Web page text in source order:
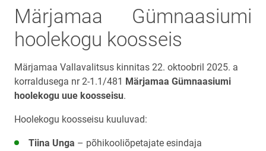
Märjamaa Gümnaasiumi
hoolekogu koosseis
Märjamaa Vallavalitsus kinnitas 22. oktoobril 2025. a
korraldusega nr 2-1.1/481 Märjamaa Gümnaasiumi
hoolekogu uue koosseisu.
Hoolekogu koosseisu kuuluvad:
Tiina Unga – põhikooliõpetajate esindaja